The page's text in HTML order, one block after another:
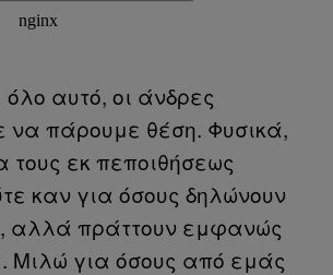
αυτό, οι άνδρες
να πάρουμε θέση. Φυσικά,
τους εκ πεποιθήσεως
καν για όσους δηλώνουν
αλλά πράττουν εμφανώς
Μιλώ για όσους από εμάς